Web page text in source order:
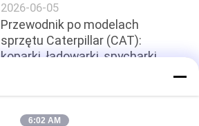
2026-06-05
Przewodnik po modelach
sprzętu Caterpillar (CAT):
koparki, ładowarki, spycharki
Szczyt
6:02 AM